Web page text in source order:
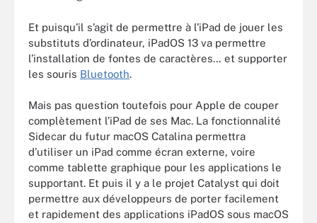
Et puisqu’il s’agit de permettre à l’iPad de jouer les
substituts d’ordinateur, iPadOS 13 va permettre
l’installation de fontes de caractères… et supporter
les souris Bluetooth.
Mais pas question toutefois pour Apple de couper
complètement l’iPad de ses Mac. La fonctionnalité
Sidecar du futur macOS Catalina permettra
d’utiliser un iPad comme écran externe, voire
comme tablette graphique pour les applications le
supportant. Et puis il y a le projet Catalyst qui doit
permettre aux développeurs de porter facilement
et rapidement des applications iPadOS sous macOS